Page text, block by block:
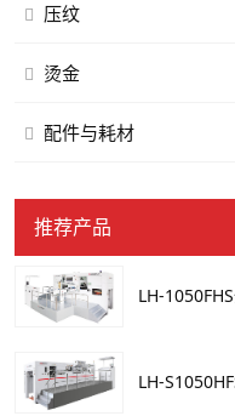
压纹
烫金
配件与耗材
推荐产品
LH-
LH-